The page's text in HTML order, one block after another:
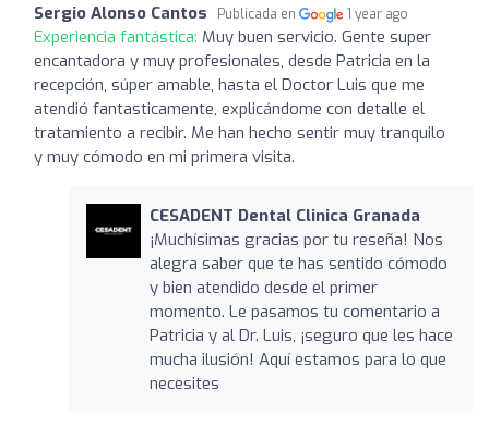
Sergio Alonso Cantos Publicada en 1 year ago
Experiencia fantástica: Muy buen servicio. Gente super
encantadora y muy profesionales, desde Patricia en la
recepción, súper amable, hasta el Doctor Luis que me
atendió fantasticamente, explicándome con detalle el
tratamiento a recibir. Me han hecho sentir muy tranquilo
y muy cómodo en mi primera visita.
CESADENT Dental Clinica Granada
¡Muchísimas gracias por tu reseña! Nos
alegra saber que te has sentido cómodo
y bien atendido desde el primer
momento. Le pasamos tu comentario a
Patricia y al Dr. Luis, ¡seguro que les hace
mucha ilusión! Aquí estamos para lo que
necesites